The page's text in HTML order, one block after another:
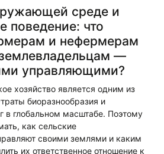
среде и
поведение: что
и нефермерам
—
управляющими?
хозяйство является одним из
биоразнообразия и
в глобальном масштабе. Поэтому
как сельские
своими землями и каким
их ответственное отношение к